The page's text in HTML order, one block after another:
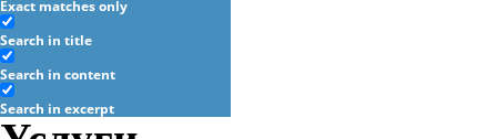
Exact matches only
Search in title
Search in content
Search in excerpt